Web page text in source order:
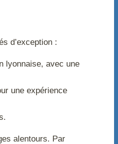
d’exception :
lyonnaise, avec une
une expérience
alentours. Par